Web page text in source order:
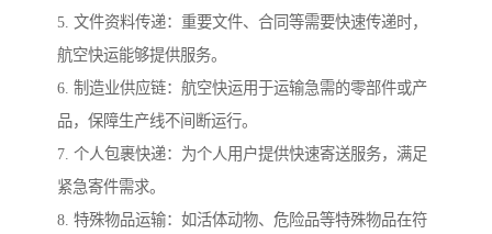
5. 文件资料传递：重要文件、合同等需要快速传递时，
航空快运能够提供服务。
6. 制造业供应链：航空快运用于运输急需的零部件或产
品，保障生产线不间断运行。
7. 个人包裹快递：为个人用户提供快速寄送服务，满足
紧急寄件需求。
8. 特殊物品运输：如活体动物、危险品等特殊物品在符